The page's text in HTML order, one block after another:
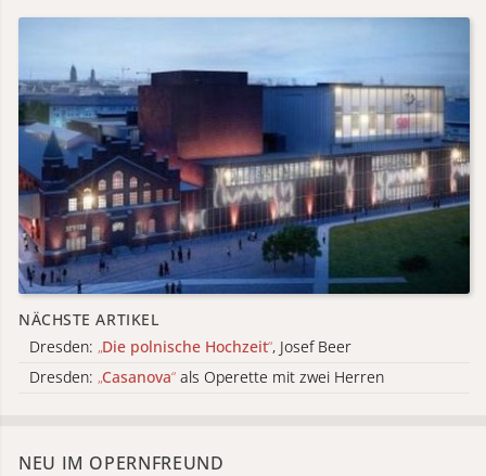
NÄCHSTE ARTIKEL
Dresden: „Die polnische Hochzeit“, Josef Beer
Dresden: „Casanova“ als Operette mit zwei Herren
NEU IM OPERNFREUND